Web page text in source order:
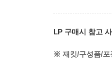
LP 구매시 참고
※ 재킷/구성품/포